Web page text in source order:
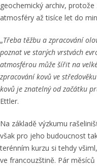
geochemický archiv,
atmosféry až tisíce let do
„Třeba těžbu a zpracování
poznat ve starých vrstvách
atmosférou může šířit na
zpracování kovů ve
kovů je znatelný od začátku
Ettler.
Na základě výzkumu
však pro jeho budoucnost
terénním kurzu si tehdy
ve francouzštině. Pár